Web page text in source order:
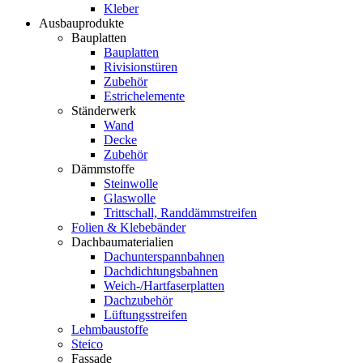
Kleber
Ausbauprodukte
Bauplatten
Bauplatten
Rivisionstüren
Zubehör
Estrichelemente
Ständerwerk
Wand
Decke
Zubehör
Dämmstoffe
Steinwolle
Glaswolle
Trittschall, Randdämmstreifen
Folien & Klebebänder
Dachbaumaterialien
Dachunterspannbahnen
Dachdichtungsbahnen
Weich-/Hartfaserplatten
Dachzubehör
Lüftungsstreifen
Lehmbaustoffe
Steico
Fassade